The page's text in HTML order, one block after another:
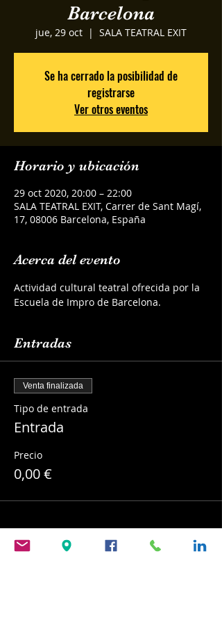
Barcelona
jue, 29 oct
  |
SALA TEATRAL EXIT
Se ha cerrado la posibilidad de
registrarse
Ver otros eventos
Horario y ubicación
29 oct 2020, 20:00 – 22:00
SALA TEATRAL EXIT, Carrer de Sant Magí,
17, 08006 Barcelona, España
Acerca del evento
Actividad cultural teatral ofrecida por la
Escuela de Impro de Barcelona.
Entradas
Venta finalizada
Tipo de entrada
Entrada
Precio
0,00 €